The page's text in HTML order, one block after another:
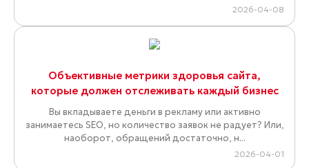
2026-04-08
Объективные метрики здоровья сайта,
которые должен отслеживать каждый бизнес
Вы вкладываете деньги в рекламу или активно
занимаетесь SEO, но количество заявок не радует? Или,
наоборот, обращений достаточно, н...
2026-04-01